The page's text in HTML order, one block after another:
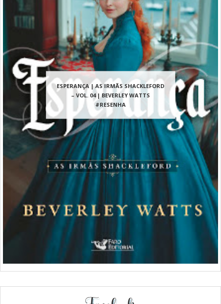
ESPERANÇA | AS IRMÃS SHACKLEFORD
– VOL. 04 | BEVERLEY WATTS
#RESENHA